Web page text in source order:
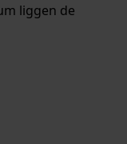
liggen de